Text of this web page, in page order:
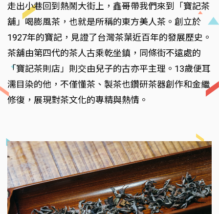
走出小巷回到熱鬧大街上，鑫哥帶我們來到「寶記茶
舖」喝膨風茶，也就是所稱的東方美人茶。創立於
1927年的寶記，見證了台灣茶葉近百年的發展歷史。
茶舖由第四代的茶人古乘乾坐鎮，同條街不遠處的
「寶記茶則店」則交由兒子的古亦平主理。13歲便耳
濡目染的他，不僅懂茶、製茶也鑽研茶器創作和金繼
修復，展現對茶文化的專精與熱情。